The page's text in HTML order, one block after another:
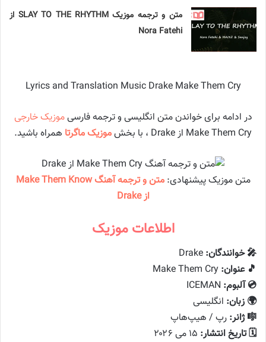
متن و ترجمه موزیک SLAY TO THE RHYTHM از
Nora Fatehi
Lyrics and Translation Music Drake Make Them Cry
در ادامه برای خواندن متن انگلیسی و ترجمه فارسیموزیک خارجی
Make Them Cry از Drake ، با بخش
موزیک ماگرتا همراه باشید.
متن موزیک پیشنهادی:
متن و ترجمه آهنگ Make Them Know
از Drake
اطلاعات موزیک
🎤 خوانندگان:
🎵 عنوان:
💿 آلبوم:
🌍 زبان: انگلیسی
🎼 ژانر: رپ / هیپ‌هاپ
🗓️ تاریخ انتشار: